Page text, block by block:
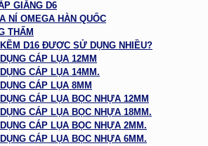
GIẰNG D6
NÍ OMEGA HÀN QUỐC
THẤM
D16 ĐƯỢC SỬ DỤNG NHIỀU?
CÁP LỤA 12MM
CÁP LỤA 14MM.
CÁP LỤA 8MM
CÁP LỤA BỌC NHỰA 12MM
CÁP LỤA BỌC NHỰA 18MM.
CÁP LỤA BỌC NHỰA 2MM.
CÁP LỤA BỌC NHỰA 6MM.